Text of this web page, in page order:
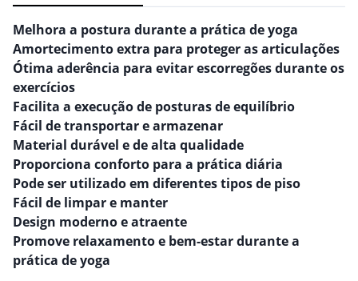
Melhora a postura durante a prática de yoga
Amortecimento extra para proteger as articulações
Ótima aderência para evitar escorregões durante os
exercícios
Facilita a execução de posturas de equilíbrio
Fácil de transportar e armazenar
Material durável e de alta qualidade
Proporciona conforto para a prática diária
Pode ser utilizado em diferentes tipos de piso
Fácil de limpar e manter
Design moderno e atraente
Promove relaxamento e bem-estar durante a
prática de yoga